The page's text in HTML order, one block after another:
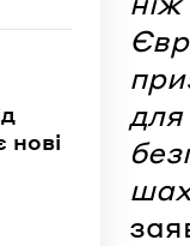
нові
для